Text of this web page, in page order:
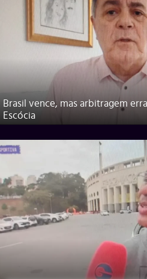
Brasil vence, mas arbitragem
Escócia